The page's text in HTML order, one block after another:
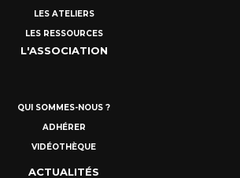
LES ATELIERS
LES RESSOURCES
L'ASSOCIATION
QUI SOMMES-NOUS ?
ADHÉRER
VIDÉOTHÈQUE
ACTUALITÉS